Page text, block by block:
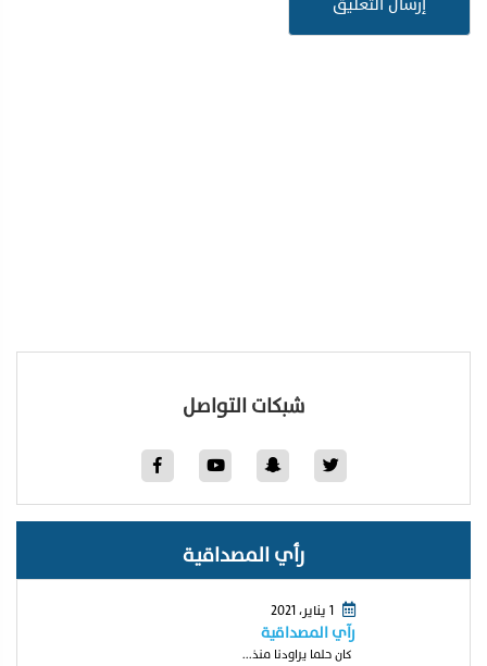
شبكات التواصل
رأي المصداقية
1 يناير، 2021
رآي المصداقية
كان حلما يراودنا منذ...